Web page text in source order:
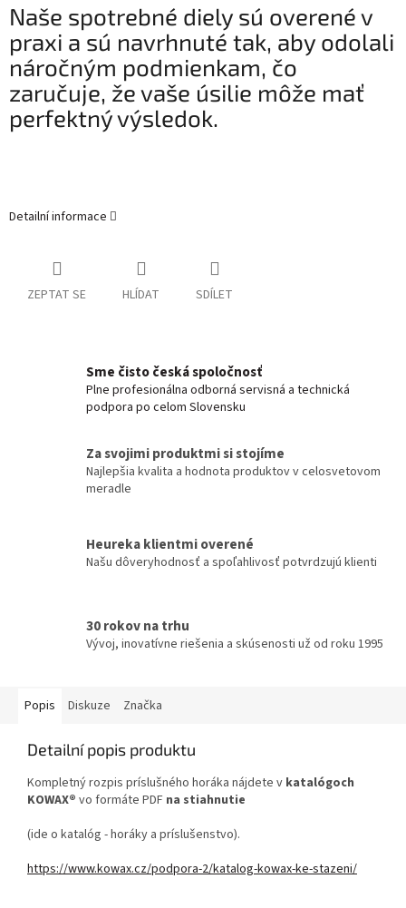
Naše spotrebné diely sú overené v
praxi a sú navrhnuté tak, aby odolali
náročným podmienkam, čo
zaručuje, že vaše úsilie môže mať
perfektný výsledok.
Detailní informace
ZEPTAT SE HLÍDAT SDÍLET
Sme čisto česká spoločnosť
Plne profesionálna odborná servisná a technická
podpora po celom Slovensku
Za svojimi produktmi si stojíme
Najlepšia kvalita a hodnota produktov v celosvetovom
meradle
Heureka klientmi overené
Našu dôveryhodnosť a spoľahlivosť potvrdzujú klienti
30 rokov na trhu
Vývoj, inovatívne riešenia a skúsenosti už od roku 1995
Popis Diskuze Značka
Detailní popis produktu
Kompletný rozpis príslušného horáka nájdete v katalógoch
KOWAX® vo formáte PDF na stiahnutie
(ide o katalóg - horáky a príslušenstvo).
https://www.kowax.cz/podpora-2/katalog-kowax-ke-stazeni/